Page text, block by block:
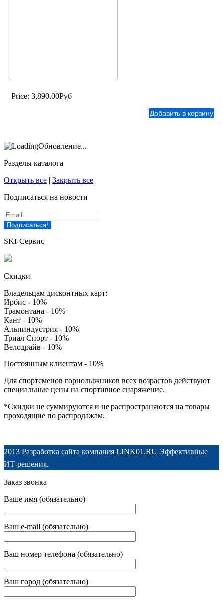
Price: 3,890.00Руб
Обновление...
Разделы каталога
Открыть все | Закрыть все
Подписаться на новости
SKI-Сервис
Скидки
Владельцам дисконтных карт:
Ирбис - 10%
Трамонтана - 10%
Кант - 10%
Альпиндустрия - 10%
Триал Спорт - 10%
Велодрайв - 10%
Постоянным клиентам - 10%
Для спортсменов горнолыжников всех возрастов действуют
специальные цены на спортивное снаряжение.
*Скидки не суммируются и не распространяются на товары
проходящие по распродажам.
2013 Разработка сайта компания LINK01.RU Эффективные
ИТ-решения.
Заказ звонка
Ваше имя (обязательно)
Ваш e-mail (обязательно)
Ваш номер телефона (обязательно)
Ваш город (обязательно)